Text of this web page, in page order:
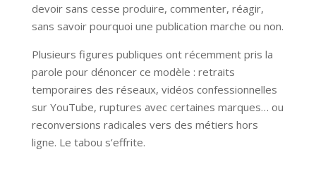
devoir sans cesse produire, commenter, réagir,
sans savoir pourquoi une publication marche ou non.
Plusieurs figures publiques ont récemment pris la
parole pour dénoncer ce modèle : retraits
temporaires des réseaux, vidéos confessionnelles
sur YouTube, ruptures avec certaines marques… ou
reconversions radicales vers des métiers hors
ligne. Le tabou s’effrite.